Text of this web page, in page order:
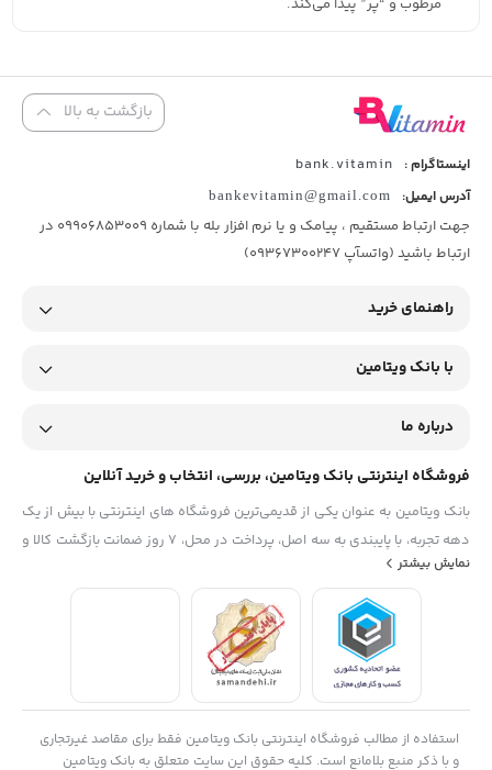
بازگشت به بالا
اینستاگرام : bank.vitamin
آدرس ایمیل: bankevitamin@gmail.com
جهت ارتباط مستقیم ، پیامک و یا نرم افزار بله با شماره 09906853009 در
ارتباط باشید (واتسآپ 09367300247)
راهنمای خرید
با بانک ویتامین
درباره ما
فروشگاه اینترنتی بانک ویتامین، بررسی، انتخاب و خرید آنلاین
بانک ویتامین به عنوان یکی از قدیمی‌ترین فروشگاه های اینترنتی با بیش از یک
دهه تجربه، با پایبندی به سه اصل، پرداخت در محل، ۷ روز ضمانت بازگشت کالا و
تضمین اصل‌بودن کالا موفق شده تا همگام با فروشگاه‌های معتبر جهان، به
بزرگ‌ترین فروشگاه اینترنتی ایران تبدیل شود. به محض ورود به سایت
دیجی‌کالا با دنیایی از کالا رو به رو می‌شوید! هر آنچه که نیاز دارید و به ذهن
شما خطور می‌کند در اینجا پیدا خواهید کرد.
نمایش بیشتر
استفاده از مطالب فروشگاه اینترنتی بانک ویتامین فقط برای مقاصد غیرتجاری
و با ذکر منبع بلامانع است. کلیه حقوق این سایت متعلق به بانک ویتامین